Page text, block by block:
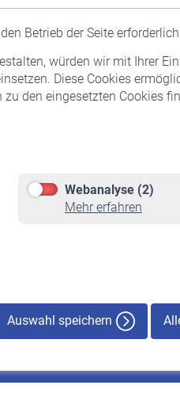
Betrieb der Seite
würden wir mit Ihrer
Diese Cookies
den eingesetzten Cookies
Webanalyse (2)
Mehr erfahren
Auswahl speichern
Rente beantragen
Rentenauszahlung